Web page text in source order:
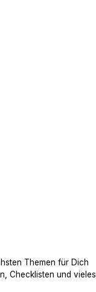
Themen für Dich
Checklisten und vieles